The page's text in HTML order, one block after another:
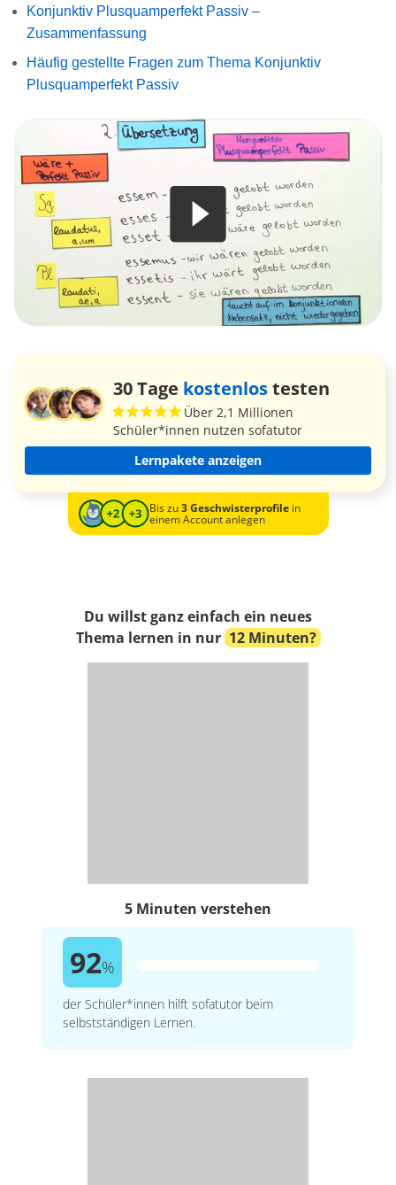
Konjunktiv Plusquamperfekt Passiv –
Zusammenfassung
Häufig gestellte Fragen zum Thema Konjunktiv
Plusquamperfekt Passiv
30 Tage kostenlostesten
Über 2,1 Millionen
Schüler*innen nutzen sofatutor
Lernpakete anzeigen
Bis zu3 Geschwisterprofilein
einem Account anlegen
Du willst ganz einfach ein neues
Thema lernen in nur 12 Minuten?
5 Minuten verstehen
92%
der Schüler*innen hilft sofatutor beim
selbstständigen Lernen.